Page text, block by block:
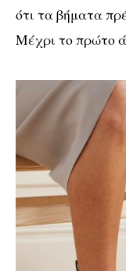
ότι τα βήματα
Μέχρι το πρώτο